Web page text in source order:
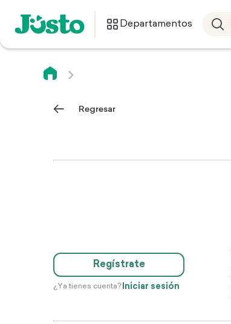
Departamentos
Regresar
Regístrate
¿Ya tienes cuenta? Iniciar sesión